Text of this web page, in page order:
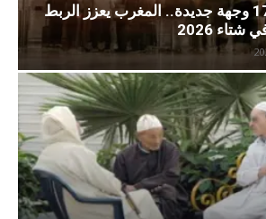
156 خطا جويا و17 وجهة جديدة.. المغرب يعزز الربط
2026